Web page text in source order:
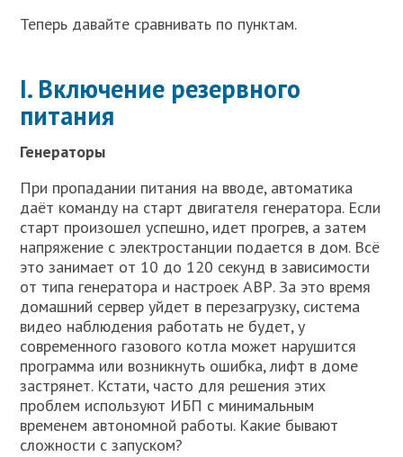
Теперь давайте сравнивать по пунктам.
I. Включение резервного
питания
Генераторы
При пропадании питания на вводе, автоматика
даёт команду на старт двигателя генератора. Если
старт произошел успешно, идет прогрев, а затем
напряжение с электростанции подается в дом. Всё
это занимает от 10 до 120 секунд в зависимости
от типа генератора и настроек АВР. За это время
домашний сервер уйдет в перезагрузку, система
видео наблюдения работать не будет, у
современного газового котла может нарушится
программа или возникнуть ошибка, лифт в доме
застрянет. Кстати, часто для решения этих
проблем используют ИБП с минимальным
временем автономной работы. Какие бывают
сложности с запуском?